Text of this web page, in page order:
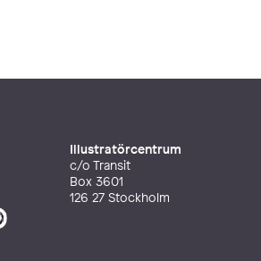
Illustratörcentrum
c/o Transit
Box 3601
126 27 Stockholm